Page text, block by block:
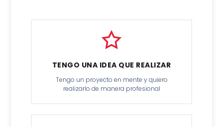
TENGO UNA IDEA QUE REALIZAR
Tengo un proyecto en mente y quiero
realizarlo de manera profesional